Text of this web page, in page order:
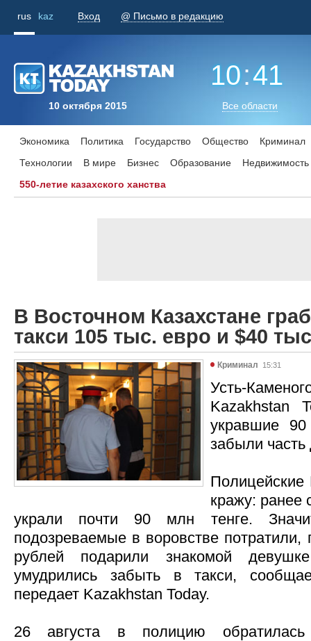
rus kaz Вход @ Письмо в редакцию
10 октября 2015
10:41
Все области
Экономика Политика Государство Общество
Криминал
Технологии
В мире Бизнес Образование
Недвижимость
550-летие казахского ханства
В Восточном Казахстане
такси 105 тыс. евро и $40
Криминал 15:31
Усть-
укравшие
забыли часть
кражу:
украли почти 90 млн тенге.
подозреваемые в воровстве потратили,
рублей подарили знакомой
умудрились забыть в такси,
передает Kazakhstan Today.
26 августа в полицию обратилась